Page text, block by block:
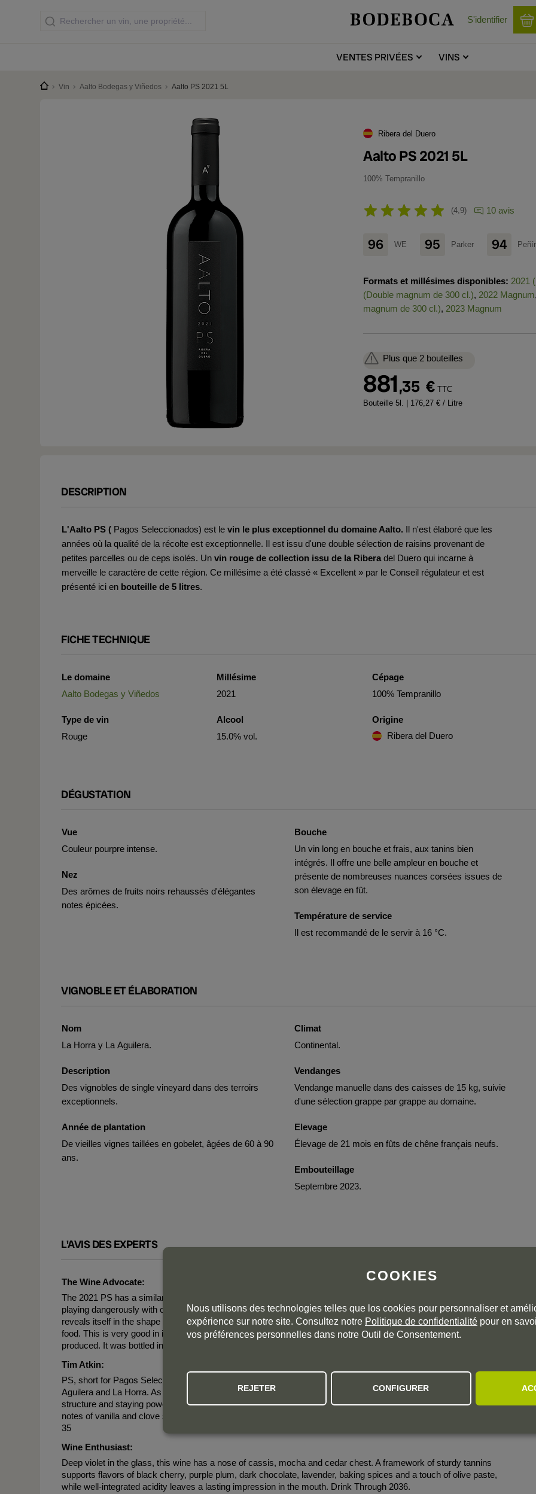
S'identifier
VENTES PRIVÉES VINS
Vin Aalto Bodegas y Viñedos Aalto PS 2021 5L
Ribera del Duero
Aalto PS 2021 5L
100% Tempranillo
4,9 10 avis
96 WE 95 Parker 94
Formats et millésimes disponibles: 2021
(Double magnum de 300 cl.), 2022 Magnum,
magnum de 300 cl.), 2023 Magnum
Plus que 2 bouteilles
881,35 € TTC
Bouteille 5l.
| 176,27 € / Litre
DESCRIPTION
L'Aalto PS ( Pagos Seleccionados) est le vin le plus exceptionnel du domaine Aalto. Il n'est élaboré que les
années où la qualité de la récolte est exceptionnelle. Il est issu d'une double sélection de raisins provenant de
petites parcelles ou de ceps isolés. Un vin rouge de collection issu de la Ribera del Duero qui incarne à
merveille le caractère de cette région. Ce millésime a été classé « Excellent » par le Conseil régulateur et est
présenté ici en bouteille de 5 litres.
FICHE TECHNIQUE
Le domaine
Aalto Bodegas y Viñedos
Type de vin
Rouge
Millésime
2021
Alcool
15.0% vol.
Cépage
100% Tempranillo
Origine
Ribera del Duero
DÉGUSTATION
Vue
Couleur pourpre intense.
Nez
Des arômes de fruits noirs rehaussés d'élégantes
notes épicées.
Bouche
Un vin long en bouche et frais, aux tanins bien
intégrés. Il offre une belle ampleur en bouche et
présente de nombreuses nuances corsées issues de
son élevage en fût.
Température de service
Il est recommandé de le servir à 16 °C.
VIGNOBLE ET ÉLABORATION
Nom
La Horra y La Aguilera.
Description
Des vignobles de single vineyard dans des terroirs
exceptionnels.
Année de plantation
De vieilles vignes taillées en gobelet, âgées de 60 à 90
ans.
Climat
Continental.
Vendanges
Vendange manuelle dans des caisses de 15 kg, suivie
d'une sélection grappe par grappe au domaine.
Elevage
Élevage de 21 mois en fûts de chêne français neufs.
Embouteillage
Septembre 2023.
L'AVIS DES EXPERTS
The Wine Advocate:
The 2021 PS has a similar profile as the regular Aalto but with a little bit more of everything, more ripeness—
playing dangerously with overripeness—and alcohol (15%), more concentration and power and also more oak that
reveals itself in the shape or aromas of fried corn. It's powerful and tannic, in need of years in bottle and/or powerful
food. This is very good in its style, impeccably crafted and aged in the best barrels money can buy. 35,000 bottles
produced. It was bottled in September 2023.
Tim Atkin:
PS, short for Pagos Seleccionados or selected parcels, only uses fruit from the famous Burgos villages of La
Aguilera and La Horra. As such, it tends to be the more concentrated of the two Aalto reds, displaying considerable
structure and staying power. Curated in new French barrels, it's plush, glossy and sweetly perfumed, with top
notes of vanilla and clove spice, nuances of wild herbs, grippy tannins and damson and blackberry intensity. 2025-
35
Wine Enthusiast:
Deep violet in the glass, this wine has a nose of cassis, mocha and cedar chest. A framework of sturdy tannins
supports flavors of black cherry, purple plum, dark chocolate, lavender, baking spices and a touch of olive paste,
while well-integrated acidity leaves a lasting impression in the mouth. Drink Through 2036.
COOKIES
Nous utilisons des technologies telles que los cookies pour personnaliser et
expérience sur notre site. Consultez notre Politique de confidentialité pour en
vos préférences personnelles dans notre Outil de Consentement.
REJETER CONFIGURER